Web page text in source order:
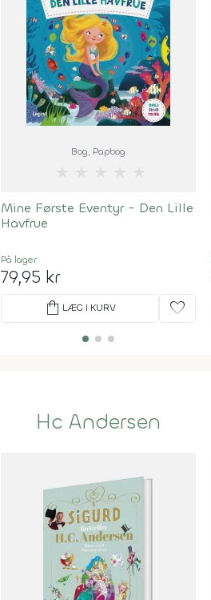
Bog, Papbog
Mine Første Eventyr - Den Lille
Havfrue
På lager
79,95 kr
shopping_bag LÆG I KURV favorite
Hc Andersen